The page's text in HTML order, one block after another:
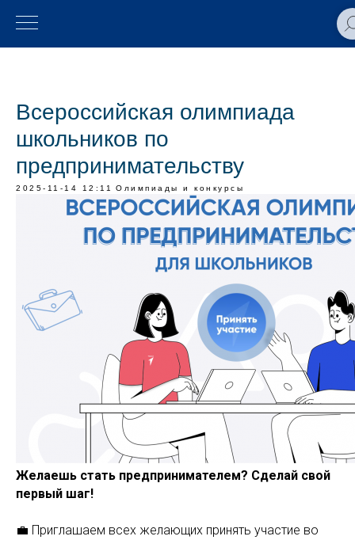
Всероссийская олимпиада
школьников по
предпринимательству
2025-11-14 12:11 Олимпиады и конкурсы
Желаешь стать предпринимателем? Сделай свой
первый шаг!
💼 Приглашаем всех желающих принять участие во